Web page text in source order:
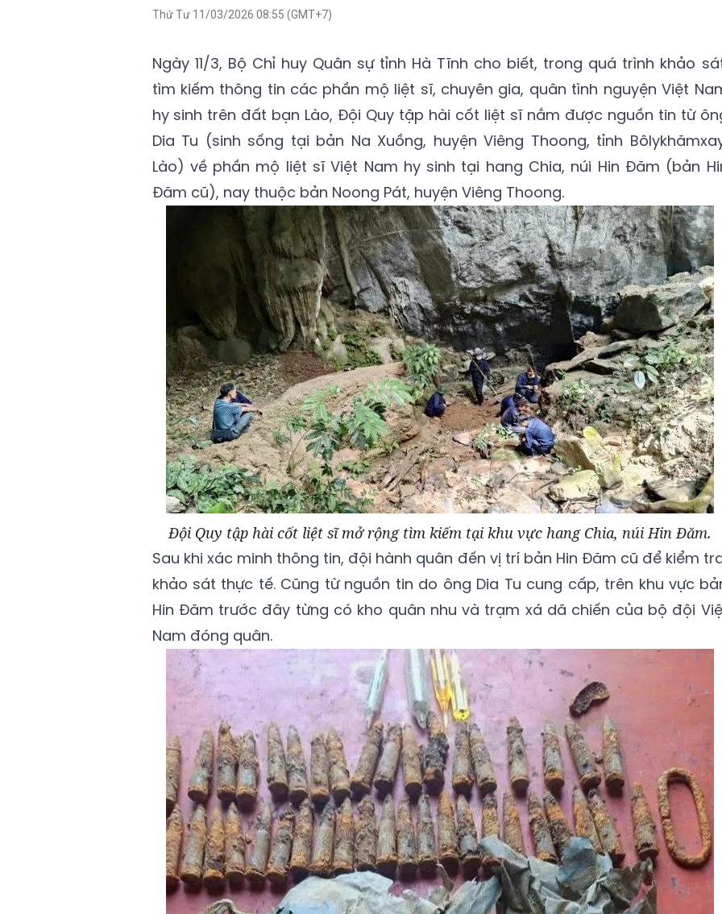
Thứ Tư 11/03/2026 08:55 (GMT+7)
Ngày 11/3, Bộ Chỉ huy Quân sự tỉnh Hà Tĩnh cho biết, trong quá trình khảo
tìm kiếm thông tin các phần mộ liệt sĩ, chuyên gia, quân tình nguyện Việt
hy sinh trên đất bạn Lào, Đội Quy tập hài cốt liệt sĩ nắm được nguồn tin từ
Dia Tu (sinh sống tại bản Na Xuồng, huyện Viêng Thoong, tỉnh
Lào) về phần mộ liệt sĩ Việt Nam hy sinh tại hang Chia, núi Hin Đăm (bản
Đăm cũ), nay thuộc bản Noong Pát, huyện Viêng Thoong.
Đội Quy tập hài cốt liệt sĩ mở rộng tìm kiếm tại khu vực hang Chia, núi Hin Đăm.
Sau khi xác minh thông tin, đội hành quân đến vị trí bản Hin Đăm cũ để kiểm
khảo sát thực tế. Cũng từ nguồn tin do ông Dia Tu cung cấp, trên khu vực
Hin Đăm trước đây từng có kho quân nhu và trạm xá dã chiến của bộ đội
Nam đóng quân.